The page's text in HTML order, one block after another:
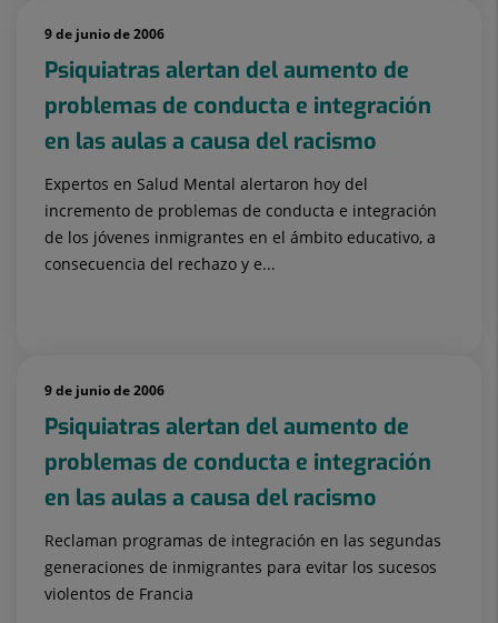
9 de junio de 2006
Psiquiatras alertan del aumento de
problemas de conducta e integración
en las aulas a causa del racismo
Expertos en Salud Mental alertaron hoy del
incremento de problemas de conducta e integración
de los jóvenes inmigrantes en el ámbito educativo, a
consecuencia del rechazo y e...
9 de junio de 2006
Psiquiatras alertan del aumento de
problemas de conducta e integración
en las aulas a causa del racismo
Reclaman programas de integración en las segundas
generaciones de inmigrantes para evitar los sucesos
violentos de Francia